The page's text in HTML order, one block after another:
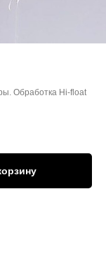
Обработка Hi-float